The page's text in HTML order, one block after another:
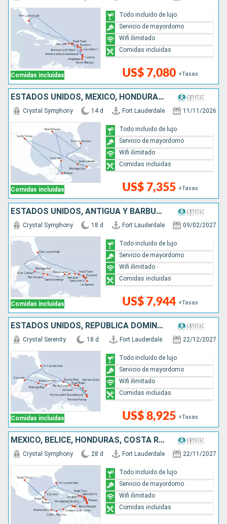
Comidas incluidas US$ 7,080 +Tasas
Todo incluido de lujo
Servicio de mayordomo
Wifi ilimitado
Comidas incluidas
ESTADOS UNIDOS, MÉXICO, HONDURAS, JAMAICA, ISLAS CAIMÁN
Comidas incluidas
Crystal Symphony 14 d Fort Lauderdale 11/11/2026
US$ 7,355 +Tasas
Todo incluido de lujo
Servicio de mayordomo
Wifi ilimitado
Comidas incluidas
ESTADOS UNIDOS, ANTIGUA Y BARBUDA, FRANCIA, PUERTO RICO, REPÚBLICA DOMINICANA, JAMAICA, ISLAS CAIMÁN
Comidas incluidas
Crystal Symphony 18 d Fort Lauderdale 09/02/2027
US$ 7,944 +Tasas
Todo incluido de lujo
Servicio de mayordomo
Wifi ilimitado
Comidas incluidas
ESTADOS UNIDOS, REPÚBLICA DOMINICANA, MÉXICO, SANTA LUCIA, ISLAS CAIMÁN, JAMAICA, PUERTO RICO
Comidas incluidas
Crystal Serenity 18 d Fort Lauderdale 22/12/2027
US$ 8,925 +Tasas
Todo incluido de lujo
Servicio de mayordomo
Wifi ilimitado
Comidas incluidas
MÉXICO, BELICE, HONDURAS, COSTA RICA, PANAMÁ, COLOMBIA, ARUBA, SANTA LUCIA, PUERTO RICO, DOMINICA, ANTIGUA Y BARBUDA, FRANCIA, ESTADOS UNIDOS
Crystal Symphony 28 d Fort Lauderdale 22/11/2027
Todo incluido de lujo
Servicio de mayordomo
Wifi ilimitado
Comidas incluidas